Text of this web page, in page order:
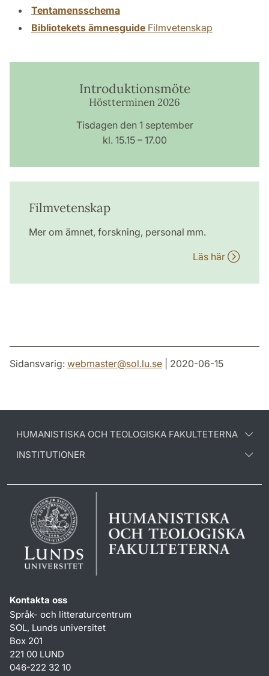
Tentamensschema
Bibliotekets ämnesguide Filmvetenskap
Introduktionsmöte
Höstterminen 2026
Tisdagen den 1 september
kl. 15.15 – 17.00
Filmvetenskap
Mer om ämnet, forskning, personal mm.
Läs här
Sidansvarig: webmaster@sol.lu.se | 2020-06-15
HUMANISTISKA OCH TEOLOGISKA FAKULTETERNA
INSTITUTIONER
Kontakta oss
Språk- och litteraturcentrum
SOL, Lunds universitet
Box 201
221 00 LUND
046-222 32 10